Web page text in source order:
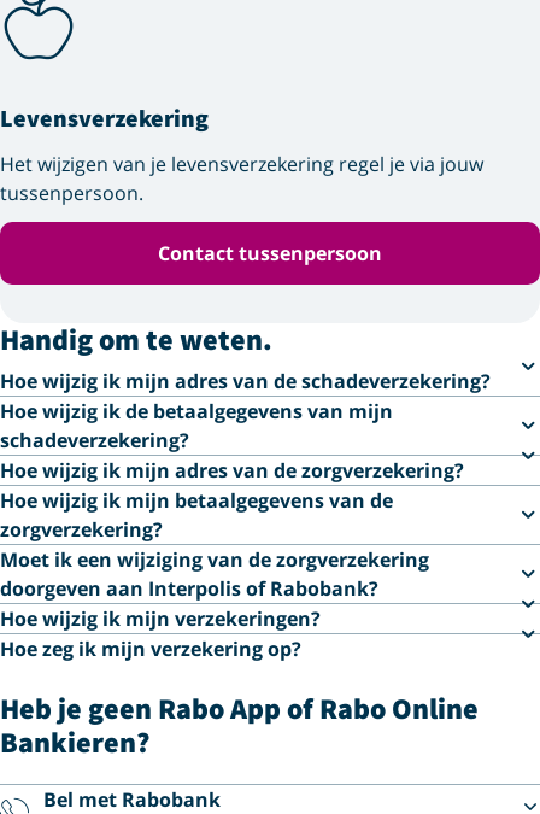
Levensverzekering
Het wijzigen van je levensverzekering regel je via jouw
tussenpersoon.
Contact tussenpersoon
Handig om te weten.
Hoe wijzig ik mijn adres van de schadeverzekering?
Hoe wijzig ik de betaalgegevens van mijn
schadeverzekering?
Hoe wijzig ik mijn adres van de zorgverzekering?
Hoe wijzig ik mijn betaalgegevens van de
zorgverzekering?
Moet ik een wijziging van de zorgverzekering
doorgeven aan Interpolis of Rabobank?
Hoe wijzig ik mijn verzekeringen?
Hoe zeg ik mijn verzekering op?
Heb je geen Rabo App of Rabo Online
Bankieren?
Bel met Rabobank